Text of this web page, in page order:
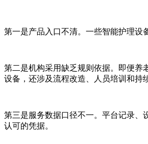
第一是产品入口不清。一些智能护理设
第二是机构采用缺乏规则依据。即便养
设备，还涉及流程改造、人员培训和持
第三是服务数据口径不一。平台记录、
认可的凭据。